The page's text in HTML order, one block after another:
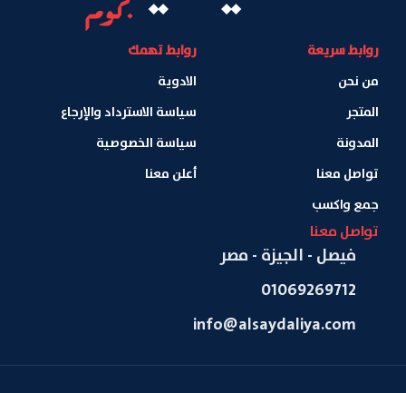
روابط سريعة
من نحن
المتجر
المدونة
تواصل معنا
جمع واكسب
روابط تهمك
الادوية
سياسة الاسترداد والإرجاع
سياسة الخصوصية
أعلن معنا
تواصل معنا
فيصل - الجيزة - مصر
01069269712
info@alsaydaliya.com